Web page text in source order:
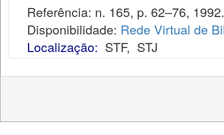
Referência: n. 165, p. 62–76, 1992.
Disponibilidade: Rede Virtual de
Localização: STF, STJ